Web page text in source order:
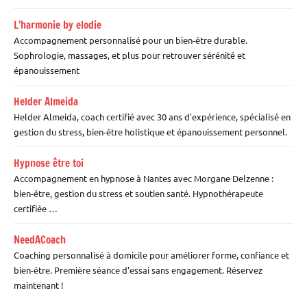
L’harmonie by elodie
Accompagnement personnalisé pour un bien-être durable.
Sophrologie, massages, et plus pour retrouver sérénité et
épanouissement
Helder Almeida
Helder Almeida, coach certifié avec 30 ans d'expérience, spécialisé en
gestion du stress, bien-être holistique et épanouissement personnel.
Hypnose être toi
Accompagnement en hypnose à Nantes avec Morgane Delzenne :
bien-être, gestion du stress et soutien santé. Hypnothérapeute
certifiée …
NeedACoach
Coaching personnalisé à domicile pour améliorer forme, confiance et
bien-être. Première séance d'essai sans engagement. Réservez
maintenant !